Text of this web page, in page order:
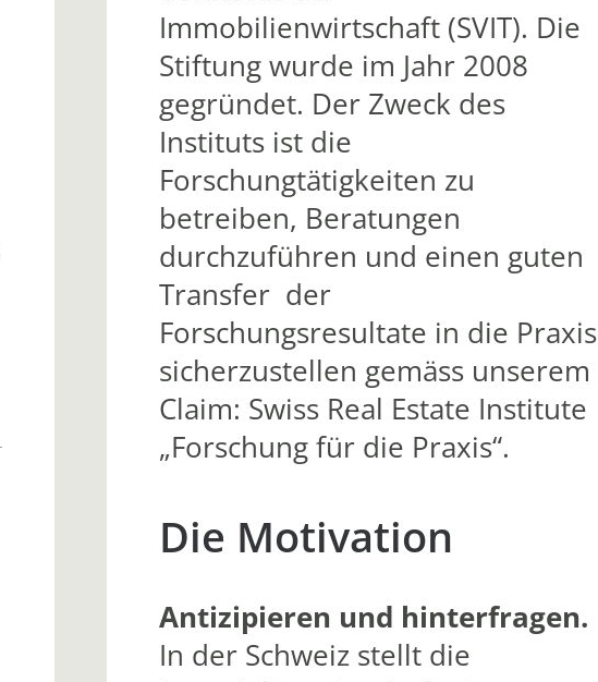
Immobilienwirtschaft (SVIT). Die
Stiftung wurde im Jahr 2008
gegründet. Der Zweck des
Instituts ist die
Forschungtätigkeiten zu
betreiben, Beratungen
durchzuführen und einen guten
Transfer der
Forschungsresultate in die Praxis
sicherzustellen gemäss unserem
Claim: Swiss Real Estate Institute
„Forschung für die Praxis“.
Die Motivation
Antizipieren und hinterfragen.
In der Schweiz stellt die